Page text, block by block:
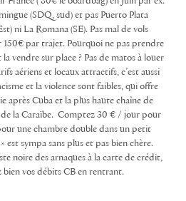
(SDQ, sud) et pas Puerto Plata
ni La Romana (SE). Pas mal de vols
150€ par trajet. Pourquoi ne pas prendre
vendre sur place ? Pas de matos à louer
aériens et locaux attractifs, c’est aussi
et la violence sont faibles, qui offre
après Cuba et la plus haute chaîne de
la Caraïbe. Comptez 30 € / jour pour
une chambre double dans un petit
est sympa sans plus et pas bien chère.
noire des arnaques à la carte de crédit,
bien vos débits CB en rentrant.